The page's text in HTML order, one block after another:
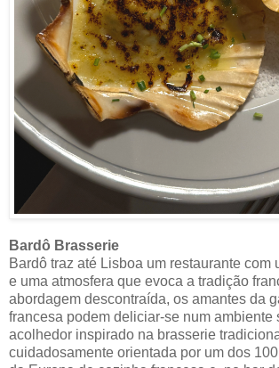
Bardô Brasserie
Bardô traz até Lisboa um restaurante com
e uma atmosfera que evoca a tradição
abordagem descontraída, os amantes da
francesa podem deliciar-se num ambiente
acolhedor inspirado na brasserie
cuidadosamente orientada por um dos